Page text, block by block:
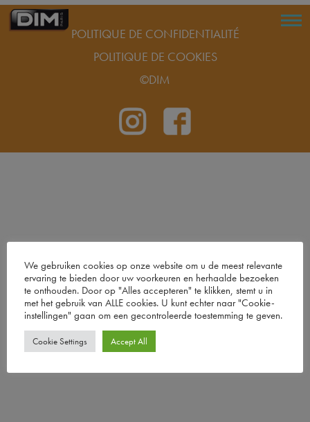
POLITIQUE DE CONFIDENTIALITÉ
POLITIQUE DE COOKIES
©DIM
We gebruiken cookies op onze website om u de meest relevante
ervaring te bieden door uw voorkeuren en herhaalde bezoeken
te onthouden. Door op "Alles accepteren" te klikken, stemt u in
met het gebruik van ALLE cookies. U kunt echter naar "Cookie-
instellingen" gaan om een ​​gecontroleerde toestemming te geven.
Cookie Settings Accept All